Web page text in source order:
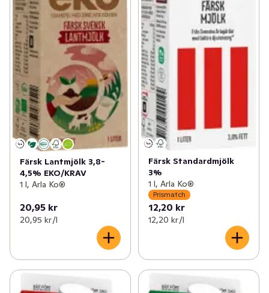
Färsk Lantmjölk 3,8-
4,5% EKO/KRAV
1 l, Arla Ko®
20,95 kr
20,95 kr /l
Färsk Standardmjölk
3%
1 l, Arla Ko®
Prismatch
12,20 kr
12,20 kr /l